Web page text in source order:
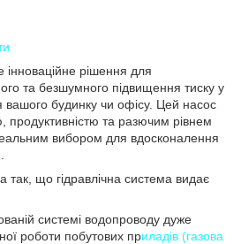
рішення для
та безшумного підвищення тиску у
вашого будинку чи офісу. Цей насос
продуктивністю та разючим рівнем
вибором для вдосконалення
так, що гідравлічна система видає
системі водопроводу дуже
роботи побутових приладів (газова